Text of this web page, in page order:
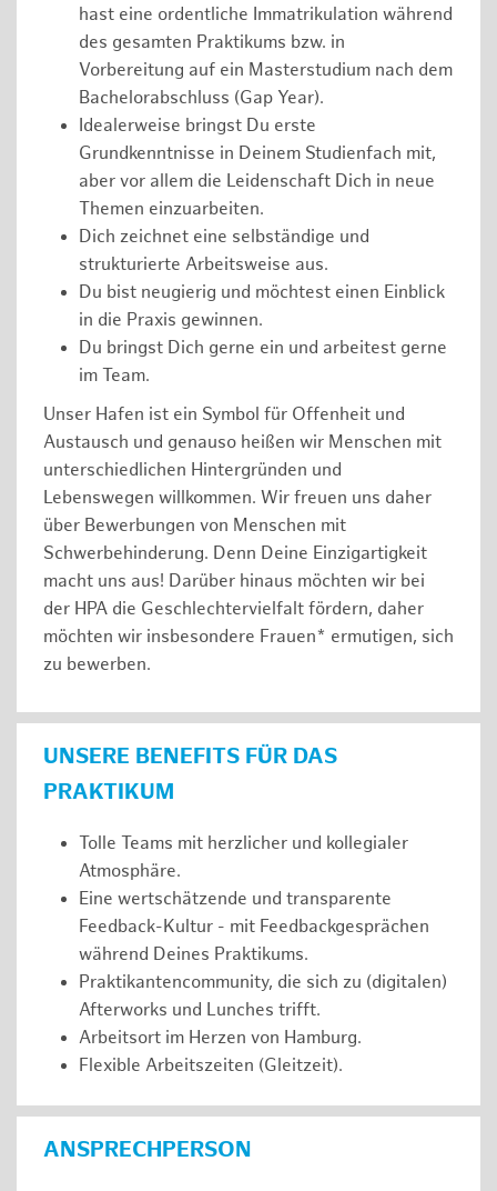
hast eine ordentliche Immatrikulation während
des gesamten Praktikums bzw. in
Vorbereitung auf ein Masterstudium nach dem
Bachelorabschluss (Gap Year).
Idealerweise bringst Du erste
Grundkenntnisse in Deinem Studienfach mit,
aber vor allem die Leidenschaft Dich in neue
Themen einzuarbeiten.
Dich zeichnet eine selbständige und
strukturierte Arbeitsweise aus.
Du bist neugierig und möchtest einen Einblick
in die Praxis gewinnen.
Du bringst Dich gerne ein und arbeitest gerne
im Team.
Unser Hafen ist ein Symbol für Offenheit und
Austausch und genauso heißen wir Menschen mit
unterschiedlichen Hintergründen und
Lebenswegen willkommen. Wir freuen uns daher
über Bewerbungen von Menschen mit
Schwerbehinderung. Denn Deine Einzigartigkeit
macht uns aus! Darüber hinaus möchten wir bei
der HPA die Geschlechtervielfalt fördern, daher
möchten wir insbesondere Frauen* ermutigen, sich
zu bewerben.
UNSERE BENEFITS FÜR DAS
PRAKTIKUM
Tolle Teams mit herzlicher und kollegialer
Atmosphäre.
Eine wertschätzende und transparente
Feedback-Kultur - mit Feedbackgesprächen
während Deines Praktikums.
Praktikantencommunity, die sich zu (digitalen)
Afterworks und Lunches trifft.
Arbeitsort im Herzen von Hamburg.
Flexible Arbeitszeiten (Gleitzeit).
ANSPRECHPERSON